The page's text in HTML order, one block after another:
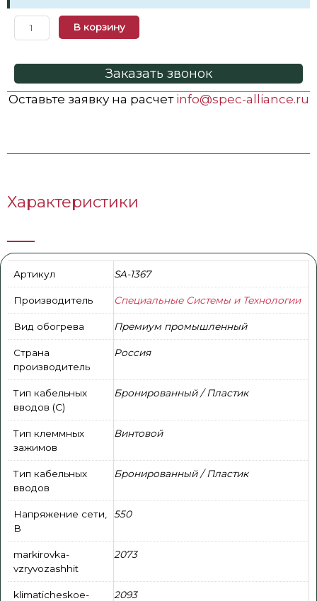
В корзину
Заказать звонок
Оставьте заявку на расчет info@spec-alliance.ru
Характеристики
Артикул SA-1367
Производитель Специальные Системы и Технологии
Вид обогрева Премиум промышленный
Страна
производитель
Россия
Тип кабельных
вводов (С)
Бронированный / Пластик
Тип клеммных
зажимов
Винтовой
Тип кабельных
вводов
Бронированный / Пластик
Напряжение сети,
В
550
markirovka-
vzryvozashhit
2073
klimaticheskoe-
2093